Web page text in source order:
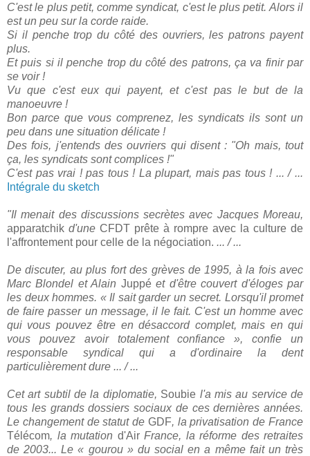
C'est le plus petit, comme syndicat, c'est le plus petit. Alors il
est un peu sur la corde raide.
Si il penche trop du côté des ouvriers, les patrons payent
plus.
Et puis si il penche trop du côté des patrons, ça va finir par
se voir !
Vu que c'est eux qui payent, et c'est pas le but de la
manoeuvre !
Bon parce que vous comprenez, les syndicats ils sont un
peu dans une situation délicate !
Des fois, j'entends des ouvriers qui disent : "Oh mais, tout
ça, les syndicats sont complices !"
C'est pas vrai ! pas tous ! La plupart, mais pas tous ! ... / ...
Intégrale du sketch
"Il menait des discussions secrètes avec Jacques Moreau,
apparatchik d'une CFDT prête à rompre avec la culture de
l'affrontement pour celle de la négociation. ... / ...
De discuter, au plus fort des grèves de 1995, à la fois avec
Marc Blondel et Alain Juppéet d'être couvert d'éloges par
les deux hommes. « Il sait garder un secret. Lorsqu'il promet
de faire passer un message, il le fait. C'est un homme avec
qui vous pouvez être en désaccord complet, mais en qui
vous pouvez avoir totalement confiance », confie un
responsable syndical qui a d'ordinaire la dent
particulièrement dure ... / ...
Cet art subtil de la diplomatie, Soubie l'a mis au service de
tous les grands dossiers sociaux de ces dernières années.
Le changement de statut de GDF, la privatisation de France
Télécom, la mutation d'AirFrance, la réforme des retraites
de 2003... Le « gourou » du social en a même fait un très